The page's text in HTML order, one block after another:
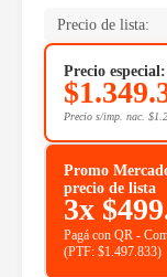
Precio de lista:
Precio
$
Precio s/imp. nac. $
Promo
precio de lista
3x $
Pagá con QR -
(PTF: $1.497.833)